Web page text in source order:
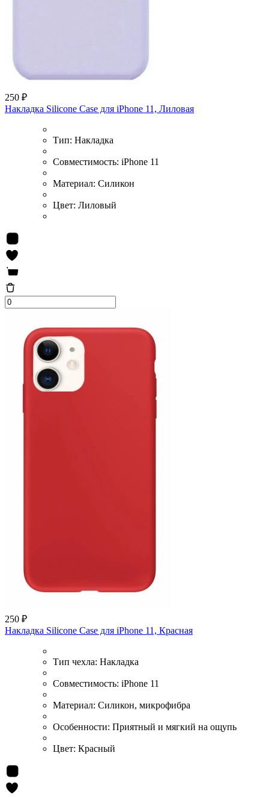
250 ₽
Накладка Silicone Case для iPhone 11, Лиловая
Тип: Накладка
Совместимость: iPhone 11
Материал: Силикон
Цвет: Лиловый
250 ₽
Накладка Silicone Case для iPhone 11, Красная
Тип чехла: Накладка
Совместимость: iPhone 11
Материал: Силикон, микрофибра
Особенности: Приятный и мягкий на ощупь
Цвет: Красный